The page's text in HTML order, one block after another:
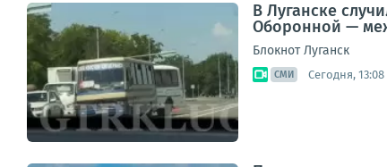
В Луганске
Оборонной —
Блокнот Луганск
СМИ Сегодня, 13:08